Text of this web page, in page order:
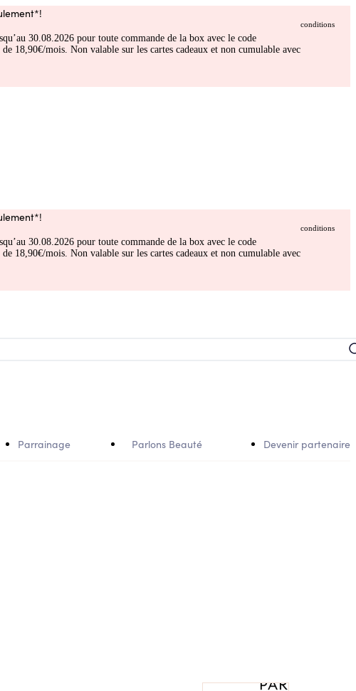
conditions
30.08.2026 pour toute commande de la box avec le code
18,90€/mois. Non valable sur les cartes cadeaux et non cumulable avec
conditions
30.08.2026 pour toute commande de la box avec le code
18,90€/mois. Non valable sur les cartes cadeaux et non cumulable avec
Parrainage Parlons Beauté Devenir partenaire